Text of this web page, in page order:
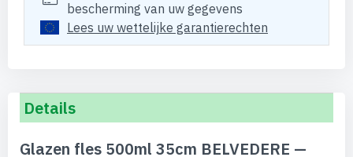
bescherming van uw gegevens
Lees uw wettelijke garantierechten
Details
Glazen fles 500ml 35cm BELVEDERE —